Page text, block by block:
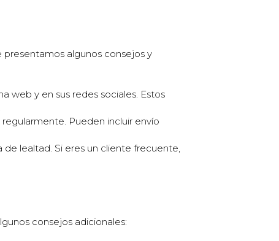
algunos consejos y
web y en sus redes sociales. Estos
Pueden incluir envío
lealtad. Si eres un cliente frecuente,
consejos adicionales: